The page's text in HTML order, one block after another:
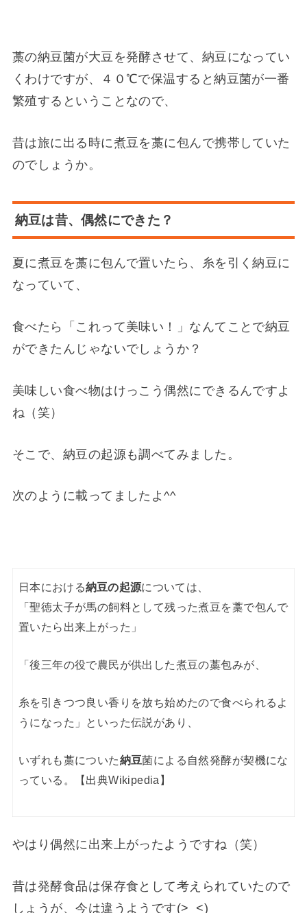
藁の納豆菌が大豆を発酵させて、納豆になってい
くわけですが、
４０℃で保温すると納豆菌が一番
繁殖する ということなので、
昔は旅に出る時に煮豆を藁に包んで携帯していた
のでしょうか。
納豆は昔、偶然にできた？
夏に煮豆を藁に包んで置いたら、糸を引く納豆に
なっていて、
食べたら「これって美味い！」なんてことで納豆
ができたんじゃないでしょうか？
美味しい食べ物はけっこう偶然にできるんですよ
ね（笑）
そこで、納豆の起源も調べてみました。
次のように載ってましたよ^^
日本における納豆の起源については、
「聖徳太子が馬の飼料として残った煮豆を藁で包んで
置いたら出来上がった」
「後三年の役で農民が供出した煮豆の藁包みが、
糸を引きつつ良い香りを放ち始めたので食べられるよ
うになった」といった伝説があり、
いずれも藁についた納豆菌による自然発酵が契機にな
っている。【出典Wikipedia】
やはり偶然に出来上がったようですね（笑）
昔は発酵食品は保存食として考えられていたので
しょうが、今は違うようです(>_<)